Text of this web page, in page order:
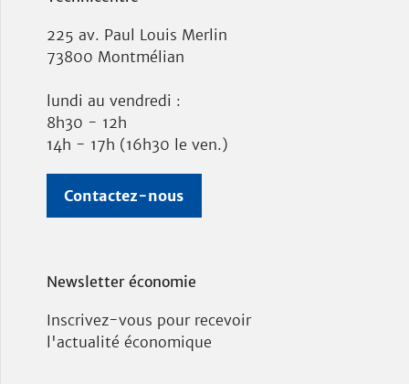
225 av. Paul Louis Merlin
73800 Montmélian
lundi au vendredi :
8h30 - 12h
14h - 17h (16h30 le ven.)
Contactez-nous
Newsletter économie
Inscrivez-vous pour recevoir
l'actualité économique